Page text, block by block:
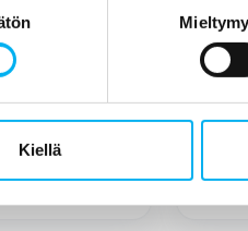
Kiellä
joka